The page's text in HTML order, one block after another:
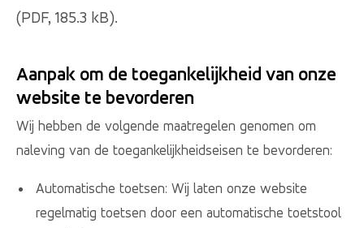
(PDF, 185.3 kB).
Aanpak om de toegankelijkheid van onze
website te bevorderen
Wij hebben de volgende maatregelen genomen om
naleving van de toegankelijkheidseisen te bevorderen:
Automatische toetsen: Wij laten onze website
regelmatig toetsen door een automatische toetstool